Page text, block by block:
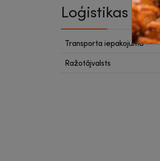
Loģistikas dati
Transporta iepakojumā
Ražotājvalsts